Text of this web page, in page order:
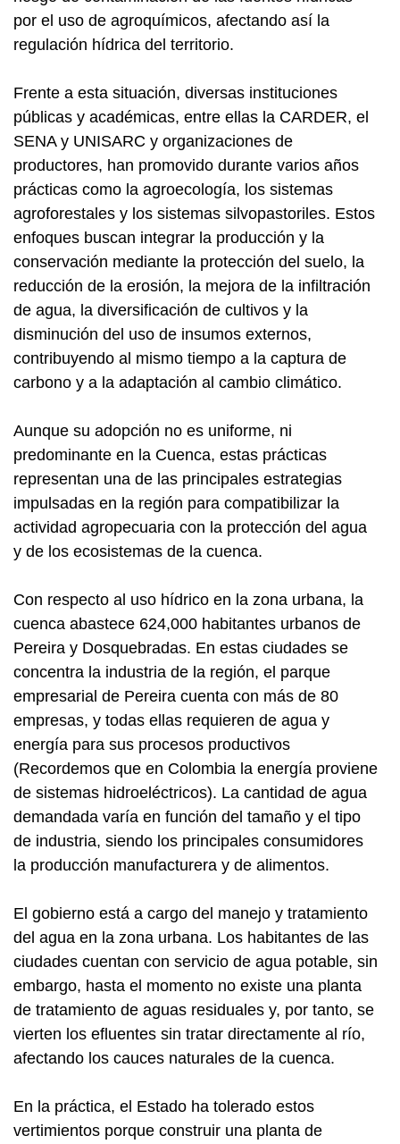
por el uso de agroquímicos, afectando así la
regulación hídrica del territorio.
Frente a esta situación, diversas instituciones
públicas y académicas, entre ellas la CARDER, el
SENA y UNISARC y organizaciones de
productores, han promovido durante varios años
prácticas como la agroecología, los sistemas
agroforestales y los sistemas silvopastoriles. Estos
enfoques buscan integrar la producción y la
conservación mediante la protección del suelo, la
reducción de la erosión, la mejora de la infiltración
de agua, la diversificación de cultivos y la
disminución del uso de insumos externos,
contribuyendo al mismo tiempo a la captura de
carbono y a la adaptación al cambio climático.
Aunque su adopción no es uniforme, ni
predominante en la Cuenca, estas prácticas
representan una de las principales estrategias
impulsadas en la región para compatibilizar la
actividad agropecuaria con la protección del agua
y de los ecosistemas de la cuenca.
Con respecto al uso hídrico en la zona urbana, la
cuenca abastece 624,000 habitantes urbanos de
Pereira y Dosquebradas. En estas ciudades se
concentra la industria de la región, el parque
empresarial de Pereira cuenta con más de 80
empresas, y todas ellas requieren de agua y
energía para sus procesos productivos
(Recordemos que en Colombia la energía proviene
de sistemas hidroeléctricos). La cantidad de agua
demandada varía en función del tamaño y el tipo
de industria, siendo los principales consumidores
la producción manufacturera y de alimentos.
El gobierno está a cargo del manejo y tratamiento
del agua en la zona urbana. Los habitantes de las
ciudades cuentan con servicio de agua potable, sin
embargo, hasta el momento no existe una planta
de tratamiento de aguas residuales y, por tanto, se
vierten los efluentes sin tratar directamente al río,
afectando los cauces naturales de la cuenca.
En la práctica, el Estado ha tolerado estos
vertimientos porque construir una planta de